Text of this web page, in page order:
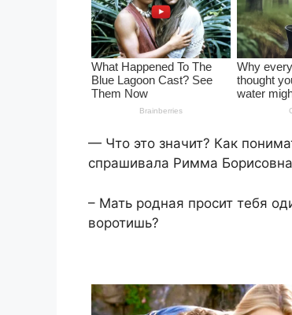
— Что это значит? Как
спрашивала Римма
– Мать родная просит тебя
воротишь?